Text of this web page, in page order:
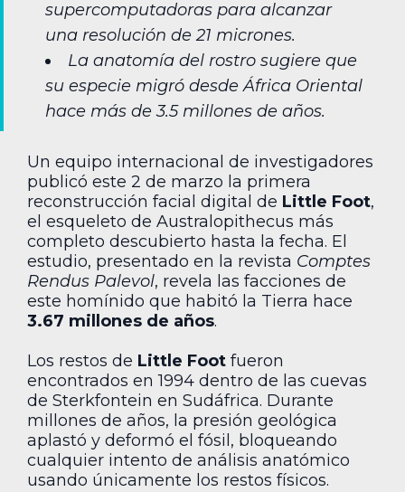
supercomputadoras para alcanzar
una resolución de 21 micrones.
La anatomía del rostro sugiere que
su especie migró desde África Oriental
hace más de 3.5 millones de años.
Un equipo internacional de investigadores
publicó este 2 de marzo la primera
reconstrucción facial digital de Little Foot,
el esqueleto de Australopithecus más
completo descubierto hasta la fecha. El
estudio, presentado en la revista Comptes
Rendus Palevol, revela las facciones de
este homínido que habitó la Tierra hace
3.67 millones de años.
Los restos de Little Foot fueron
encontrados en 1994 dentro de las cuevas
de Sterkfontein en Sudáfrica. Durante
millones de años, la presión geológica
aplastó y deformó el fósil, bloqueando
cualquier intento de análisis anatómico
usando únicamente los restos físicos.